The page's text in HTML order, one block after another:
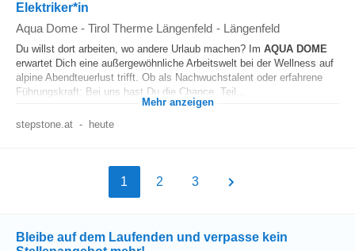
Elektriker*in
Aqua Dome - Tirol Therme Längenfeld - Längenfeld
Du willst dort arbeiten, wo andere Urlaub machen? Im AQUA DOME
erwartet Dich eine außergewöhnliche Arbeitswelt bei der Wellness auf
alpine Abendteuerlust trifft. Ob als Nachwuchstalent oder erfahrene
Führungskraft: Bei uns hast Du die Chance, Teil...
Mehr anzeigen
stepstone.at - heute
1 2 3
Bleibe auf dem Laufenden und verpasse kein